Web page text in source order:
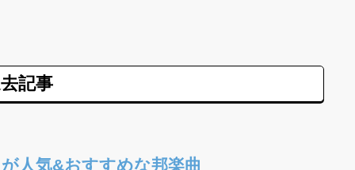
記事
人気&おすすめな邦楽曲